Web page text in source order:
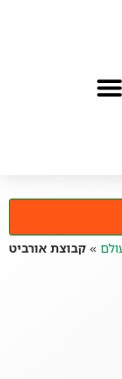
» קבוצת אורביט